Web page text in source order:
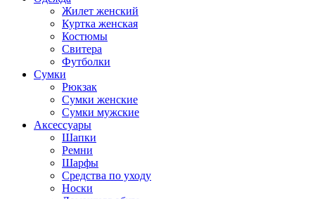
Жилет женский
Куртка женская
Костюмы
Свитера
Футболки
Сумки
Рюкзак
Сумки женские
Сумки мужские
Аксеcсуары
Шапки
Ремни
Шарфы
Средства по уходу
Носки